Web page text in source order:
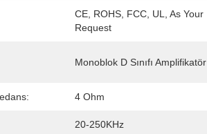
CE, ROHS, FCC, UL, As Your
Request
Monoblok D Sınıfı Amplifikatör
4 Ohm
20-250KHz